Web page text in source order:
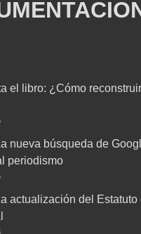
el libro: ¿Cómo
nueva búsqueda de
periodismo
actualización del